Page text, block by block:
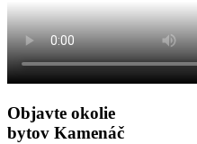
Objavte okolie
bytov Kamenáč